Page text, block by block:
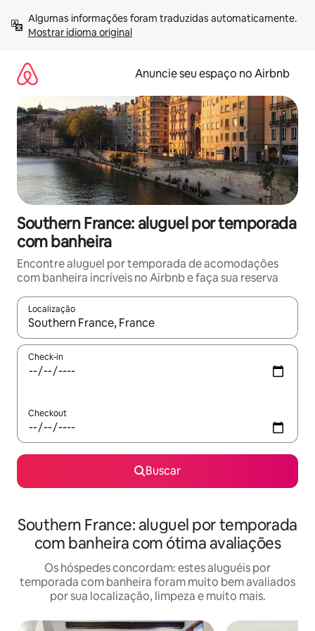
para
Mostrar idioma original
Anuncie seu espaço no Airbnb
Southern France: aluguel por temporada
com banheira
Encontre aluguel por temporada de acomodações
com banheira incríveis no Airbnb e faça sua reserva
Localização
Quando os resultados estiverem disponíveis, explore-os
Check-in
Checkout
Buscar
Southern France: aluguel por temporada
com banheira com ótima avaliações
Os hóspedes concordam: estes aluguéis por
temporada com banheira foram muito bem avaliados
por sua localização, limpeza e muito mais.